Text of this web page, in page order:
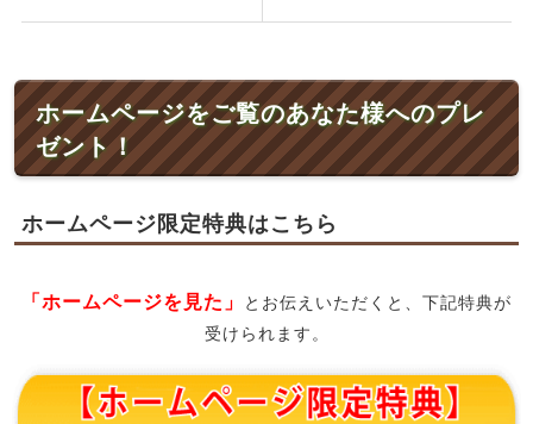
ホームページをご覧のあなた様へのプレ
ゼント！
ホームページ限定特典はこちら
「ホームページを見た」
とお伝えいただくと、下記特典が
受けられます。